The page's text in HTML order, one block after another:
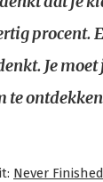
procent.
Je
te
Never